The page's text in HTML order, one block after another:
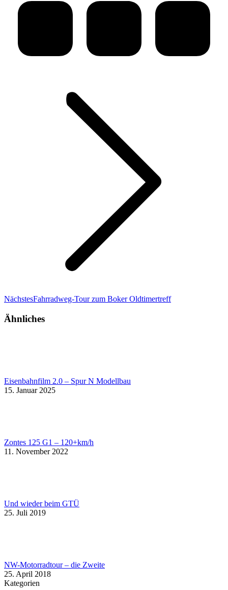
NächstesNächster
Fahrradweg-Tour zum Boker Oldtimertreff
Ähnliches
Eisenbahnfilm 2.0 – Spur N Modellbau
15. Januar 2025
Zontes 125 G1 – 120+km/h
11. November 2022
Und wieder beim GTÜ
25. Juli 2019
NW-Motorradtour – die Zweite
25. April 2018
Kategorien